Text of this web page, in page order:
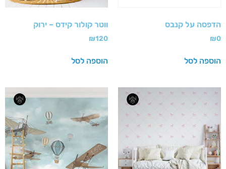
הדפסה על קנבס
₪0
הוספה לסל
ווטר קולור קידס – ירוק
₪120
הוספה לסל